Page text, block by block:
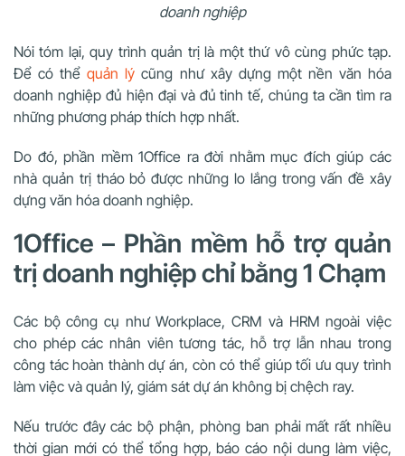
doanh nghiệp
Nói tóm lại, quy trình quản trị là một thứ vô cùng phức tạp.
Để có thểquản lý cũng như xây dựng một nền văn hóa
doanh nghiệp đủ hiện đại và đủ tinh tế, chúng ta cần tìm ra
những phương pháp thích hợp nhất.
Do đó, phần mềm 1Office ra đời nhằm mục đích giúp các
nhà quản trị tháo bỏ được những lo lắng trong vấn đề xây
dựng văn hóa doanh nghiệp.
1Office – Phần mềm hỗ trợ quản
trị doanh nghiệp chỉ bằng 1 Chạm
Các bộ công cụ như Workplace, CRM và HRM ngoài việc
cho phép các nhân viên tương tác, hỗ trợ lẫn nhau trong
công tác hoàn thành dự án, còn có thể giúp tối ưu quy trình
làm việc và quản lý, giám sát dự án không bị chệch ray.
Nếu trước đây các bộ phận, phòng ban phải mất rất nhiều
thời gian mới có thể tổng hợp, báo cáo nội dung làm việc,